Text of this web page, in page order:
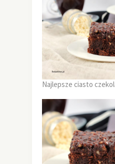
Najlepsze ciasto